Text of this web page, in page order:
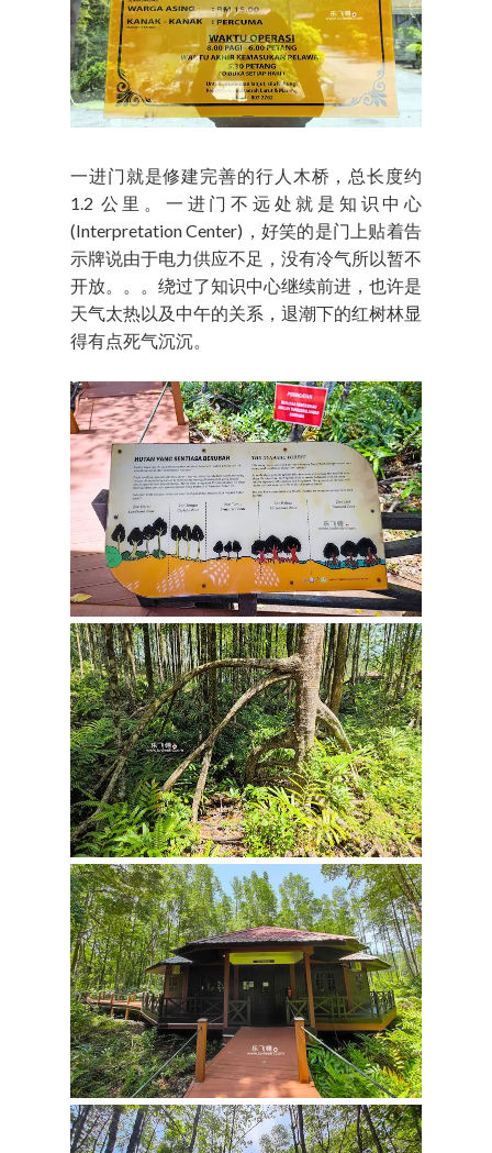
一进门就是修建完善的行人木桥，总长度约
1.2 公里。一进门不远处就是知识中心
(Interpretation Center)，好笑的是门上贴着告
示牌说由于电力供应不足，没有冷气所以暂不
开放。。。绕过了知识中心继续前进，也许是
天气太热以及中午的关系，退潮下的红树林显
得有点死气沉沉。